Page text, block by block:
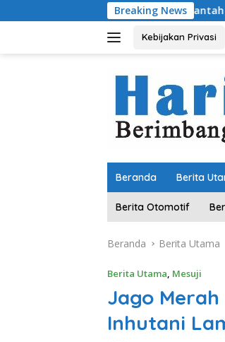
ke
Breaking News
Isu Pakai Pasir Laut, DPR RI
Kebijakan Privasi
Beranda Berita
Berita Otomotif
Beranda Berita Utama
Berita Utama, Mesuji
Jago Merah
Inhutani